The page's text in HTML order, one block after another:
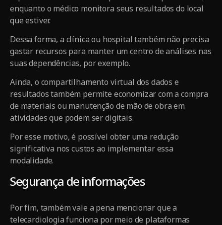
enquanto o médico monitora seus resultados do local
que estiver.
Dessa forma, a clínica ou hospital também não precisa
gastar recursos para manter um centro de análises nas
suas dependências, por exemplo.
Ainda, o compartilhamento virtual dos dados e
resultados também permite economizar com a compra
de materiais ou manutenção de mão de obra em
atividades que podem ser digitais.
Por esse motivo, é possível obter uma redução
significativa nos custos ao implementar essa
modalidade.
Segurança de informações
Por fim, também vale a pena mencionar que a
telecardiologia funciona por meio de plataformas